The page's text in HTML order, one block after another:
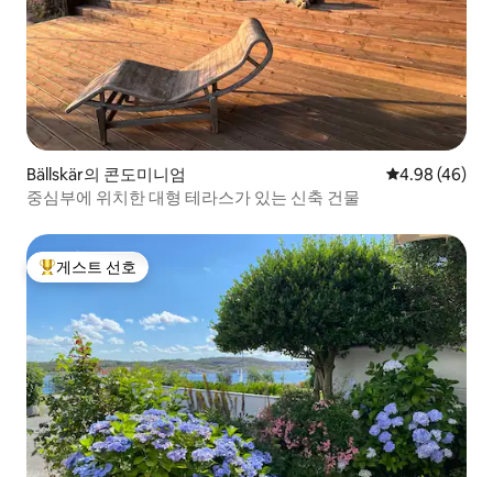
Bällskär의 콘도미니엄 평점 4.98점(5
4.98 (46)
중심부에 위치한 대형 테라스가 있는 신축 건물
상위 게스트 선호
게스트 선호